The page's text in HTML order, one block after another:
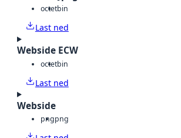
octetbin
Last ned
Webside ECW
octetbin
Last ned
Webside
pngpng